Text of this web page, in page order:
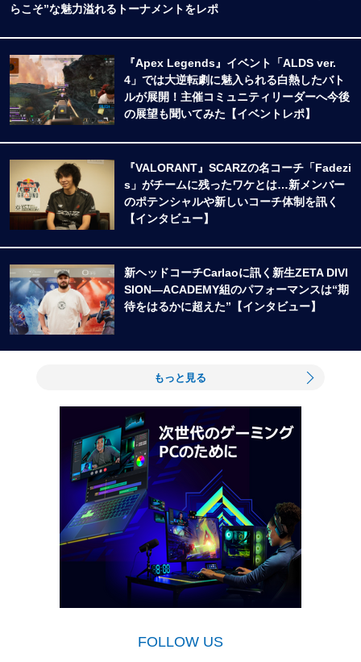
らこそ”な魅力溢れるトーナメントをレポ
『Apex Legends』イベント「ALDS ver.
4」では大逆転劇に魅入られる白熱したバト
ルが展開！主催コミュニティリーダーへ今後
の展望も聞いてみた【イベントレポ】
『VALORANT』SCARZの名コーチ「Fadezi
s」がチームに残ったワケとは…新メンバー
のポテンシャルや新しいコーチ体制を訊く
【インタビュー】
新ヘッドコーチCarlaoに訊く新生ZETA DIVI
SION―ACADEMY組のパフォーマンスは“期
待をはるかに超えた”【インタビュー】
もっと見る
FOLLOW US